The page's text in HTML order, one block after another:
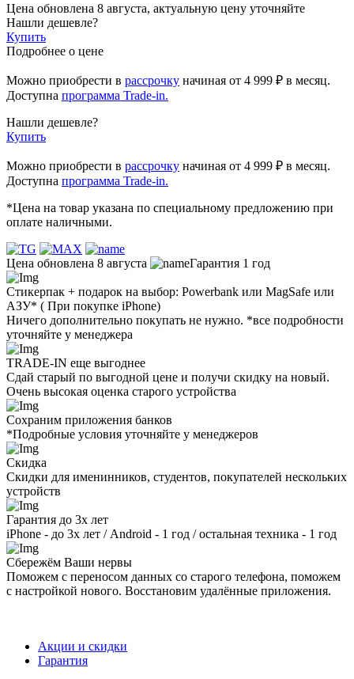
Цена обновлена 8 августа, актуальную цену уточняйте
Нашли дешевле?
Купить
Подробнее о цене
Можно приобрести в рассрочку начиная от 4 999 ₽ в месяц.
Доступна программа Trade-in.
Нашли дешевле?
Купить
Можно приобрести в рассрочку начиная от 4 999 ₽ в месяц.
Доступна программа Trade-in.
*Цена на товар указана по специальному предложению при
оплате наличными.
Цена обновлена 8 августа Гарантия 1 год
Стикерпак + подарок на выбор: Powerbank или MagSafe или
AЗУ* ( При покупке iPhone)
Ничего дополнительно покупать не нужно. *все подробности
уточняйте у менеджера
TRADE-IN еще выгоднее
Сдай старый по выгодной цене и получи скидку на новый.
Очень высокая оценка старого устройства
Сохраним приложения банков
*Подробные условия уточняйте у менеджеров
Скидка
Скидки для именинников, студентов, покупателей нескольких
устройств
Гарантия до 3х лет
iPhone - до 3х лет / Android - 1 год / остальная техника - 1 год
Сбережём Ваши нервы
Поможем с переносом данных со старого телефона, поможем
с настройкой нового. Восстановим удалённые приложения.
Акции и скидки
Гарантия